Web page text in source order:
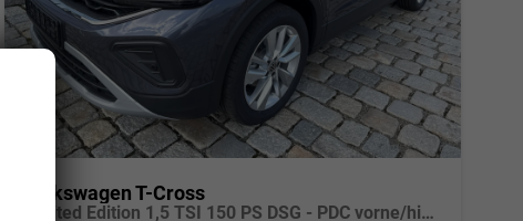
Volkswagen T-Cross
Limited Edition 1,5 TSI 150 PS DSG - PDC vorne/hinten-Rückfahrkamera-AppleCarPlay/AndroidAuto-2 Zonen Klimaautomatik-USB C-ACC inkl. TravelAssist-LED-Keyless Go-Sofort